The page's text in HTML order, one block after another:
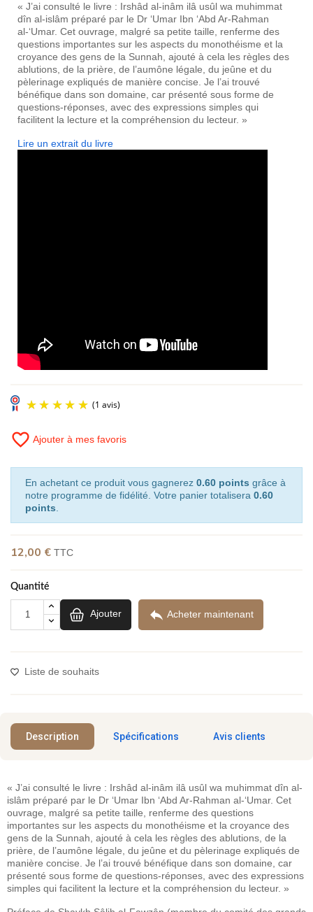
« J’ai consulté le livre : Irshâd al-inâm ilâ usûl wa muhimmat
dîn al-islâm préparé par le Dr ‘Umar Ibn ‘Abd Ar-Rahman
al-‘Umar. Cet ouvrage, malgré sa petite taille, renferme des
questions importantes sur les aspects du monothéisme et la
croyance des gens de la Sunnah, ajouté à cela les règles des
ablutions, de la prière, de l’aumône légale, du jeûne et du
pèlerinage expliqués de manière concise. Je l’ai trouvé
bénéfique dans son domaine, car présenté sous forme de
questions-réponses, avec des expressions simples qui
facilitent la lecture et la compréhension du lecteur. »
Lire un extrait du livre
favorite_border Ajouter à mes favoris
En achetant ce produit vous gagnerez 0.60 points grâce à
notre programme de fidélité. Votre panier totalisera 0.60
points
12,00 € TTC
Quantité
Ajouter  Acheter maintenant
Liste de souhaits
Description Spécifications Avis clients
« J’ai consulté le livre : Irshâd al-inâm ilâ usûl wa muhimmat dîn al-
islâm préparé par le Dr ‘Umar Ibn ‘Abd Ar-Rahman al-‘Umar. Cet
ouvrage, malgré sa petite taille, renferme des questions
importantes sur les aspects du monothéisme et la croyance des
gens de la Sunnah, ajouté à cela les règles des ablutions, de la
prière, de l’aumône légale, du jeûne et du pèlerinage expliqués de
manière concise. Je l’ai trouvé bénéfique dans son domaine, car
présenté sous forme de questions-réponses, avec des expressions
simples qui facilitent la lecture et la compréhension du lecteur. »